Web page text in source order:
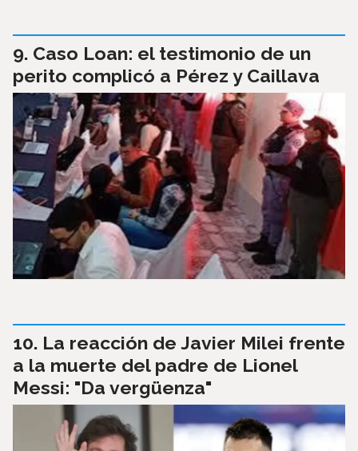
Caso Loan: el testimonio de un
perito complicó a Pérez y Caillava
La reacción de Javier Milei frente
a la muerte del padre de Lionel
Messi: "Da vergüenza"